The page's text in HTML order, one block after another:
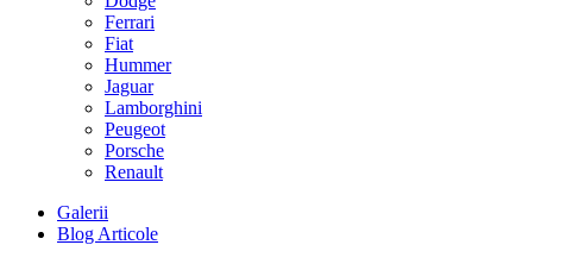
Ferrari
Fiat
Hummer
Jaguar
Lamborghini
Peugeot
Porsche
Renault
Galerii
Blog Articole